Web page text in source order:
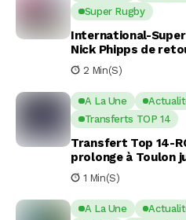
Super Rugby
International-Super
Nick Phipps de
2 Min(s)
A La Une
Transferts TOP 14
Transfert Top 14-
prolonge à Toulon
1 Min(s)
A La Une